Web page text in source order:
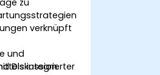
verknüpft
und
integrierter
Diskussion.